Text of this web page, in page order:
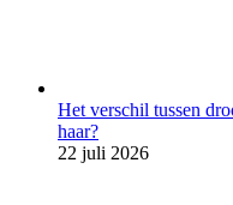
Het verschil tussen
haar?
22 juli 2026